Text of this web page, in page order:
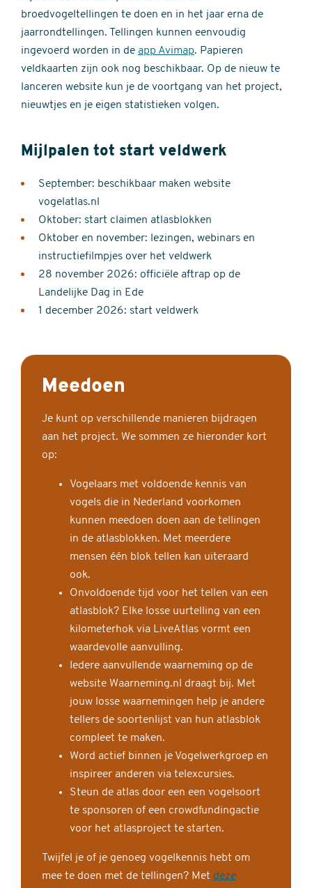
broedvogeltellingen te doen en in het jaar erna de
jaarrondtellingen. Tellingen kunnen eenvoudig
ingevoerd worden in de app Avimap. Papieren
veldkaarten zijn ook nog beschikbaar. Op de nieuw te
lanceren website kun je de voortgang van het project,
nieuwtjes en je eigen statistieken volgen.
Mijlpalen tot start veldwerk
September: beschikbaar maken website
vogelatlas.nl
Oktober: start claimen atlasblokken
Oktober en november: lezingen, webinars en
instructiefilmpjes over het veldwerk
28 november 2026: officiële aftrap op de
Landelijke Dag in Ede
1 december 2026: start veldwerk
Meedoen
Je kunt op verschillende manieren bijdragen
aan het project. We sommen ze hieronder kort
op:
Vogelaars met voldoende kennis van
vogels die in Nederland voorkomen
kunnen meedoen doen aan de tellingen
in de atlasblokken. Met meerdere
mensen één blok tellen kan uiteraard
ook.
Onvoldoende tijd voor het tellen van een
atlasblok? Elke losse uurtelling van een
kilometerhok via LiveAtlas vormt een
waardevolle aanvulling.
Iedere aanvullende waarneming op de
website Waarneming.nl draagt bij. Met
jouw losse waarnemingen help je andere
tellers de soortenlijst van hun atlasblok
compleet te maken.
Word actief binnen je Vogelwerkgroep en
inspireer anderen via telexcursies.
Steun de atlas door een een vogelsoort
te sponsoren of een crowdfundingactie
voor het atlasproject te starten.
Twijfel je of je genoeg vogelkennis hebt om
mee te doen met de tellingen? Met deze